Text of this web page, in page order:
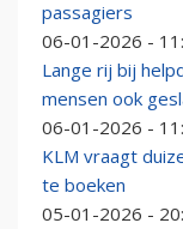
passagiers
06-01-2026 -
Lange rij bij
mensen ook
06-01-2026 -
KLM vraagt
te boeken
05-01-2026 -